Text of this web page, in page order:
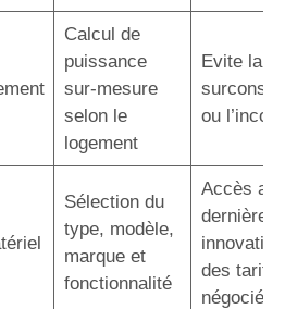
Calcul de
puissance
sur-mesure
selon le
logement
Evite la
ou
Sélection du
type, modèle,
marque et
fonctionnalité
Accès
dernières
des tarifs
négociés